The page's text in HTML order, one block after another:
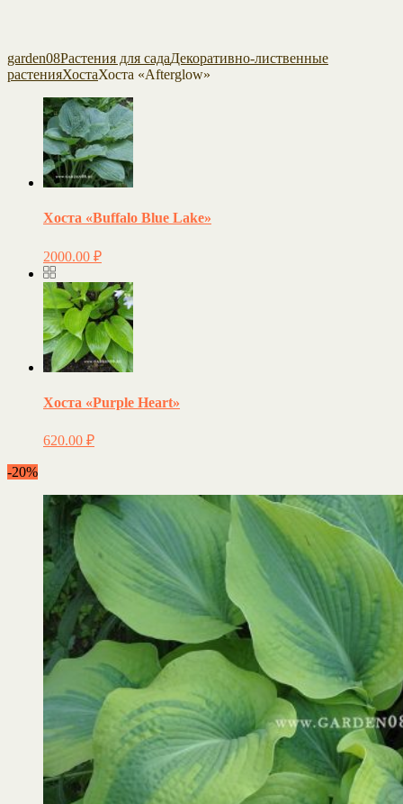
garden08Растения для садаДекоративно-лиственные
растенияХостаХоста «Afterglow»
Хоста «Buffalo Blue Lake»
2000.00 ₽
Хоста «Purple Heart»
620.00 ₽
-20%